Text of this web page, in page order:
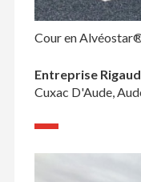
Cour en
Entreprise Rigaud
Cuxac D'Aude,